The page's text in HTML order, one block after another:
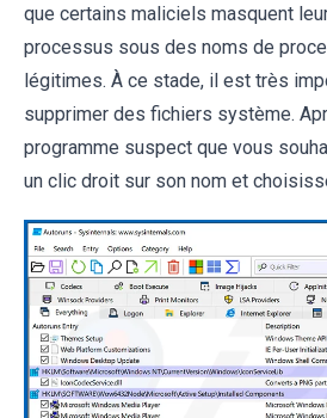
que certains maliciels masquent
processus sous des noms de
légitimes. À ce stade, il est très
supprimer des fichiers système.
programme suspect que vous
un clic droit sur son nom et